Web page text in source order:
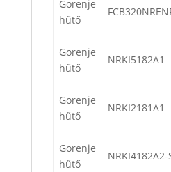
Gorenje
hűtő
Gorenje
hűtő
NRKI5182A1
Gorenje
hűtő
NRKI2181A1
Gorenje
hűtő
NRKI4182A2-